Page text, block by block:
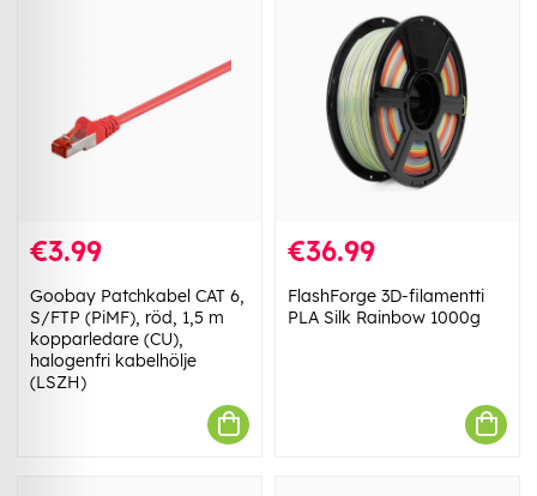
€3.99
Goobay Patchkabel CAT 6,
S/FTP (PiMF), röd, 1,5 m
kopparledare (CU),
halogenfri kabelhölje
(LSZH)
€36.99
FlashForge 3D-filamentti
PLA Silk Rainbow 1000g